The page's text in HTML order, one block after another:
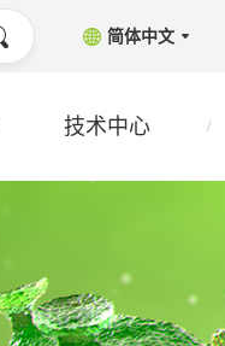
简体中文
技术中心